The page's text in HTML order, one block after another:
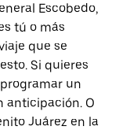
Escobedo,
tú o más
que se
Si quieres
un
anticipación. O
Juárez en la